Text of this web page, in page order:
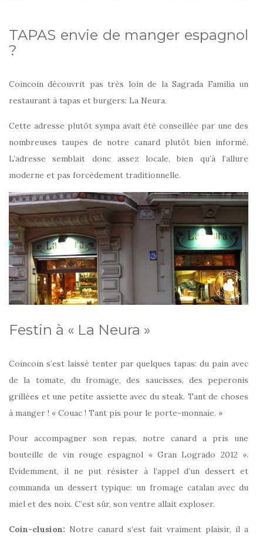
TAPAS envie de manger espagnol
?
Coincoin découvrit pas très loin de la Sagrada Familia un
restaurant à tapas et burgers: La Neura.
Cette adresse plutôt sympa avait été conseillée par une des
nombreuses taupes de notre canard plutôt bien informé.
L’adresse semblait donc assez locale, bien qu’à l’allure
moderne et pas forcédement traditionnelle.
Festin à « La Neura »
Coincoin s’est laissé tenter par quelques tapas: du pain avec
de la tomate, du fromage, des saucisses, des peperonis
grillées et une petite assiette avec du steak. Tant de choses
à manger ! « Couac ! Tant pis pour le porte-monnaie. »
Pour accompagner son repas, notre canard a pris une
bouteille de vin rouge espagnol « Gran Logrado 2012 ».
Evidemment, il ne put résister à l’appel d’un dessert et
commanda un dessert typique: un fromage catalan avec du
miel et des noix. C’est sûr, son ventre allait exploser.
Coin-clusion: Notre canard s’est fait vraiment plaisir, il a